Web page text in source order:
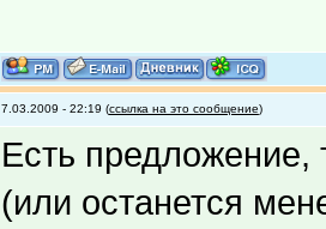
7.03.2009 - 22:19 (ссылка на это сообщение)
Есть предложение,
(или останется